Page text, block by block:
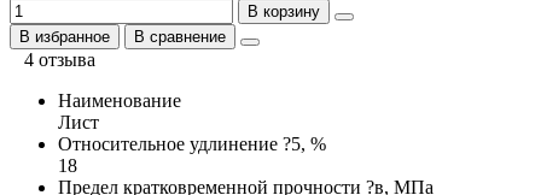
В корзину
В избранное
В сравнение
4 отзыва
Наименование
Лист
Относительное удлинение ?5, %
18
Предел кратковременной прочности ?в, МПа